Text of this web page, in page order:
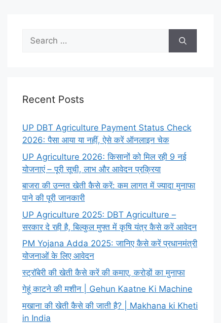
Search
for:
Recent Posts
UP DBT Agriculture Payment Status Check
2026: पैसा आया या नहीं, ऐसे करें ऑनलाइन चेक
UP Agriculture 2026: किसानों को मिल रही 9 नई
योजनाएं – पूरी सूची, लाभ और आवेदन प्रक्रिया
बाजरा की उन्नत खेती कैसे करें: कम लागत में ज्यादा मुनाफा
पाने की पूरी जानकारी
UP Agriculture 2025: DBT Agriculture –
सरकार दे रही है, बिल्कुल मुफ्त में कृषि यंत्र कैसे करें आवेदन
PM Yojana Adda 2025: जानिए कैसे करें प्रधानमंत्री
योजनाओं के लिए आवेदन
स्ट्रॉबेरी की खेती कैसे करें की कमाए, करोड़ों का मुनाफा
गेहूं काटने की मशीन | Gehun Kaatne Ki Machine
मखाना की खेती कैसे की जाती है? | Makhana ki Kheti
in India